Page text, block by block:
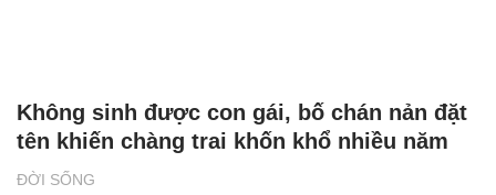
ĐỜI SỐNG
Không sinh được con gái, bố chán nản đặt
tên khiến chàng trai khốn khổ nhiều năm